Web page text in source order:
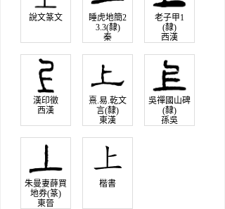
說文篆文
睡虎地簡2
3.3(隸)
秦
老子甲1
(隸)
西漢
漢印徵
西漢
熹.易.乾文
言(隸)
東漢
吳禪國山碑
(隸)
孫吳
朱曼妻薛買
地券(篆)
東晉
楷書